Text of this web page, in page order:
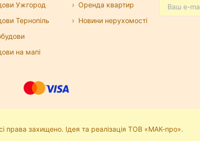
Ужгород
Тернопіль
на мапі
Оренда квартир
Новини нерухомості
права захищено. Ідея та реалізація ТОВ «МАК-про».